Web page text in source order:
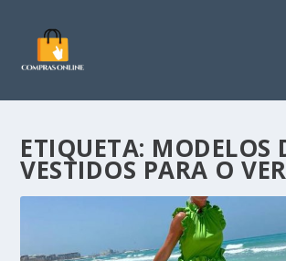
ETIQUETA: MODELOS
VESTIDOS PARA O